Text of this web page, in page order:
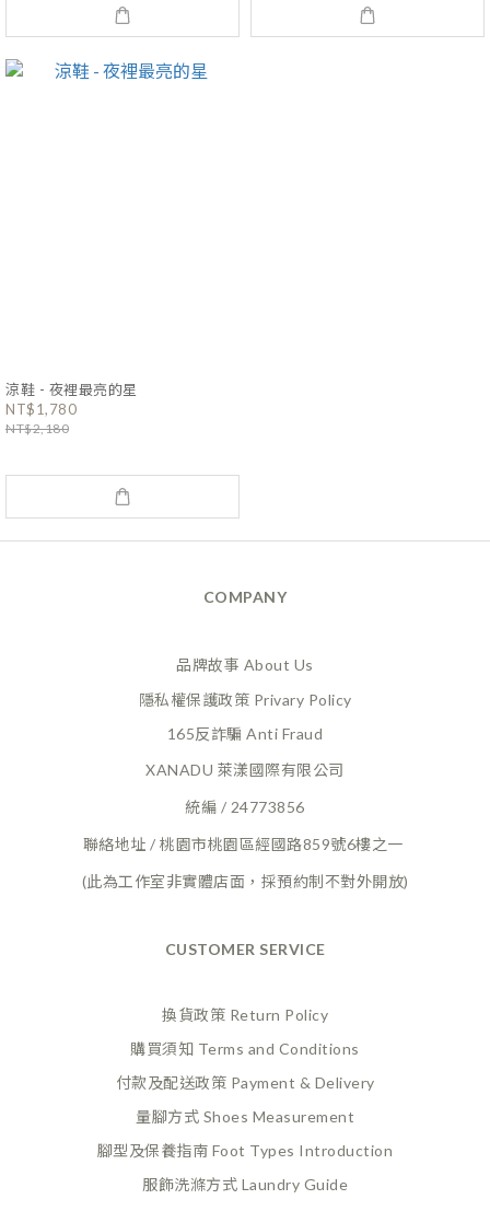
涼鞋 - 夜裡最亮的星
NT$1,780
NT$2,180
COMPANY
品牌故事 About Us
隱私權保護政策 Privary Policy
165反詐騙 Anti Fraud
XANADU 萊漾國際有限公司
統編 / 24773856
聯絡地址 / 桃園市桃園區經國路859號6樓之一
(此為工作室非實體店面，採預約制不對外開放)
CUSTOMER SERVICE
換貨政策 Return Policy
購買須知 Terms and Conditions
付款及配送政策 Payment & Delivery
量腳方式 Shoes Measurement
腳型及保養指南 Foot Types Introduction
服飾洗滌方式 Laundry Guide